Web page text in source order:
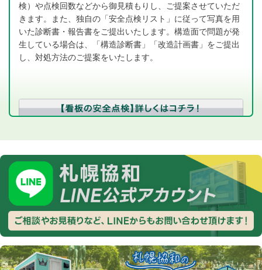
検）や点検回数などから御見積もりし、ご提案させていただ
きます。また、独自の「安全点検リスト」に従って写真を用
いた診断書・報告書をご提出いたします。構造面で問題が発
生している場合は、「構造診断書」「改造計画書」をご提出
し、対処方法のご提案をいたします。